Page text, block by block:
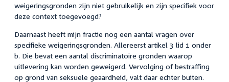
weigeringsgronden zijn niet gebruikelijk en zijn specifiek voor
deze context toegevoegd?
Daarnaast heeft mijn fractie nog een aantal vragen over
specifieke weigeringsgronden. Allereerst artikel 3 lid 1 onder
b. Die bevat een aantal discriminatoire gronden waarop
uitlevering kan worden geweigerd. Vervolging of bestraffing
op grond van seksuele geaardheid, valt daar echter buiten.